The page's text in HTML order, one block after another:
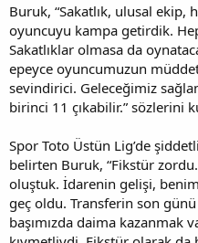
n
h
i
Buruk, “Sakatlık, ulusal ekip,
oyuncuyu kampa getirdik.
Sakatlıklar olmasa da
epeyce oyuncumuzun
sevindirici. Geleceğimiz
birinci 11 çıkabilir.” sözlerini
Spor Toto Üstün Lig’de
belirten Buruk, “Fikstür
oluştuk. İdarenin gelişi,
geç oldu. Transferin son
başımızda daima kazanmak